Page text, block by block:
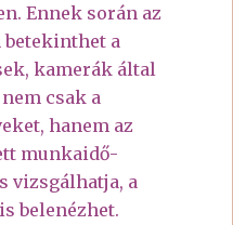
Ennek során az
a
kamerák által
csak a
hanem az
munkaidő-
vizsgálhatja, a
belenézhet.